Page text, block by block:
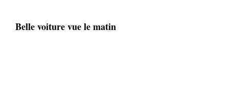
Belle voiture vue le matin